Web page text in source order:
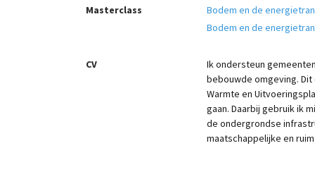
Masterclass
Bodem en de
Bodem en de
CV
Ik ondersteun
bebouwde omgeving.
Warmte en
gaan. Daarbij gebruik ik
de ondergrondse
maatschappelijke en